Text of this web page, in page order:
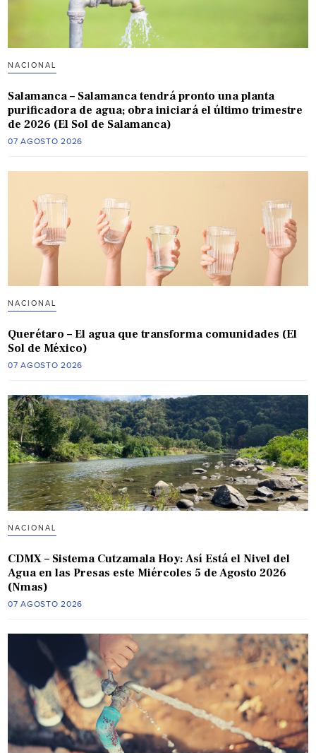
NACIONAL
Salamanca – Salamanca tendrá pronto una planta
purificadora de agua; obra iniciará el último trimestre
de 2026 (El Sol de Salamanca)
07 AGOSTO 2026
NACIONAL
Querétaro – El agua que transforma comunidades (El
Sol de México)
07 AGOSTO 2026
NACIONAL
CDMX – Sistema Cutzamala Hoy: Así Está el Nivel del
Agua en las Presas este Miércoles 5 de Agosto 2026
(Nmas)
07 AGOSTO 2026